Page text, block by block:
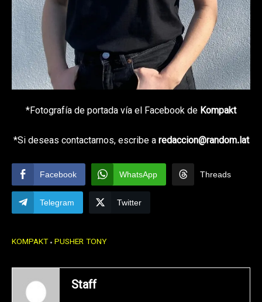
*Fotografía de portada vía el Facebook de Kompakt
*Si deseas contactarnos, escribe aredaccion@random.lat
Facebook WhatsApp Threads
Telegram Twitter
KOMPAKT PUSHER TONY
Staff